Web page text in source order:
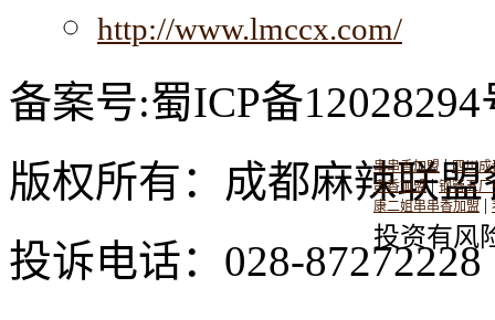
http://www.lmccx.com/
串串香加盟 |四川成
串香加盟|钢管五厂
康二姐串串香加盟|
投资有风
备案号:蜀ICP备12028294
版权所有：成都麻辣联
投诉电话：028-